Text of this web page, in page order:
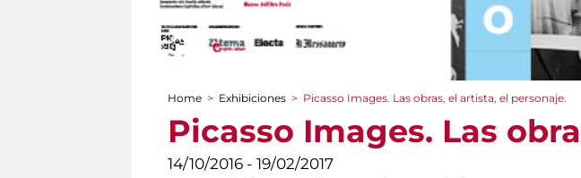
You are here
Home > Exhibiciones > Picasso Images. Las obras, el artista, el personaje.
Picasso Images. Las
14/10/2016 - 19/02/2017